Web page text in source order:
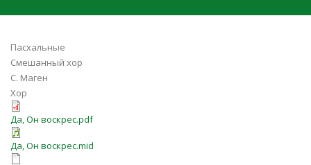
Пасхальные
Смешанный хор
С. Маген
Хор
Да, Он воскрес.pdf
Да, Он воскрес.mid